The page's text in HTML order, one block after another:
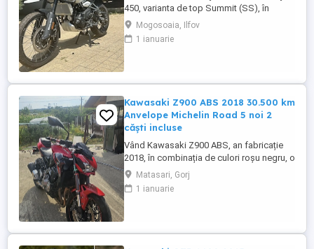
450, varianta de top Summit (SS), în
culoarea Kamet White, dotată din fabrică
cu jante Tubeless. Motocicleta este
practic nouă, neutilizată (2 km). A fost
2025. Se află în stare absolut ...
Mogosoaia, Ilfov
1 ianuarie
Kawasaki Z900 ABS 2018 30.500 km
Anvelope Michelin Road 5 noi 2
căști incluse
Vând Kawasaki Z900 ABS, an fabricație
2018, în combinația de culori roșu negru, o
configurație foarte frumoasă și mai rar
întâlnită. Motocicleta are aproximativ
30.500 km și se prezintă foarte bine. Este
efectuat recent, ...
Matasari, Gorj
1 ianuarie